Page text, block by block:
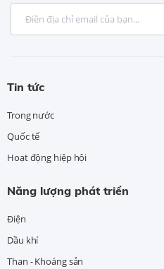
Tin tức
Trong nước
Quốc tế
Hoạt động hiệp hội
Năng lượng phát triển
Điện
Dầu khí
Than - Khoáng sản